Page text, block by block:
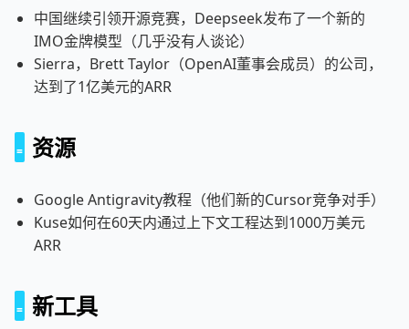
中国继续引领开源竞赛，Deepseek发布了一个新的
IMO金牌模型（几乎没有人谈论）
Sierra，Brett Taylor（OpenAI董事会成员）的公司，
达到了1亿美元的ARR
资源
Google Antigravity教程（他们新的Cursor竞争对手）
Kuse如何在60天内通过上下文工程达到1000万美元
ARR
新工具